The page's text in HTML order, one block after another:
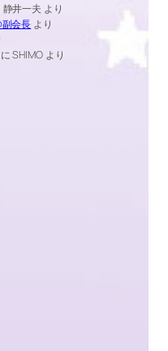
静井一夫 より
副会長 より
にSHIMOより